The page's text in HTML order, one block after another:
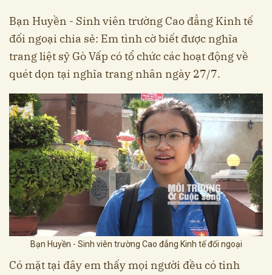
Bạn Huyền - Sinh viên trường Cao đẳng Kinh tế
đối ngoại chia sẻ: Em tình cờ biết được nghĩa
trang liệt sỹ Gò Vấp có tổ chức các hoạt động về
quét dọn tại nghĩa trang nhân ngày 27/7.
Bạn Huyền - Sinh viên trường Cao đẳng Kinh tế đối ngoại
Có mặt tại đây em thấy mọi người đều có tinh